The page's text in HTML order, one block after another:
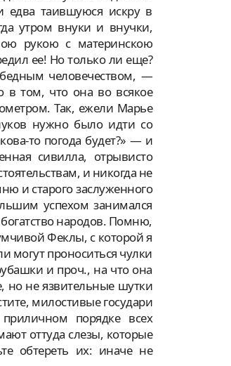
едва таившуюся искру в
утром внуки и внучки,
рукою с материнскою
ее! Но только ли еще?
бедным человечеством, —
в том, что она во всякое
Так, ежели Марье
нужно было идти со
то погода будет?» — и
сивилла, отрывисто
и никогда не
и старого заслуженного
успехом занимался
народов. Помню,
Феклы, с которой я
могут проноситься чулки
и проч., на что она
но не язвительные шутки
милостивые государи
порядке всех
оттуда слезы, которые
обтереть их: иначе не